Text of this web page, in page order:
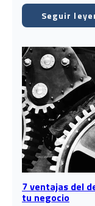
Seguir
7 ventajas del
tu negocio